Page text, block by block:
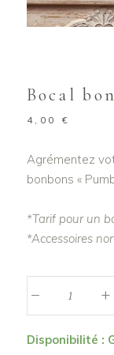
Bocal
4,00 €
Agrémentez
bonbons «
*Tarif pour un
*Accessoires
quantité
+
Disponibilité :